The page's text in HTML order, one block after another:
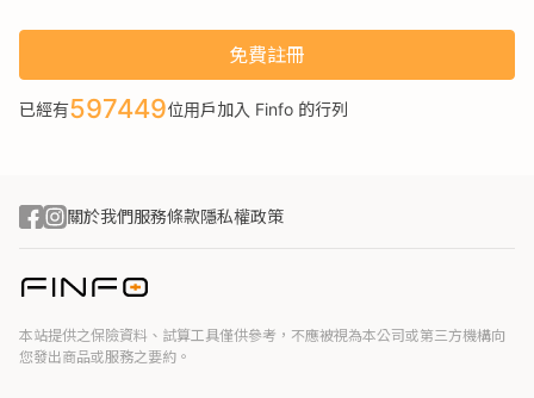
免費註冊
已經有597449位用戶加入 Finfo 的行列
關於我們服務條款隱私權政策
本站提供之保險資料、試算工具僅供參考，不應被視為本公司或第三方機構向
您發出商品或服務之要約。